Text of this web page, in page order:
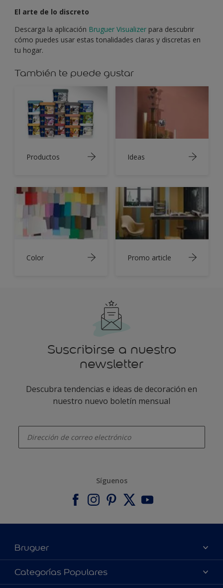
El arte de lo discreto
Descarga la aplicación Bruguer Visualizer para descubrir
cómo puedes usar estas tonalidades claras y discretas en
tu hogar.
También te puede gustar
Productos Ideas
Color Promo article
Suscribirse a nuestro
newsletter
Descubra tendencias e ideas de decoración en
nuestro nuevo boletín mensual
Síguenos
Bruguer
Acerca de Bruguer
Contacta con nosotros
Categorías Populares